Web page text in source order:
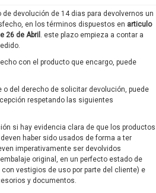
devolución de 14 dias para devolvernos un
en los términos dispuestos en articulo
26 de Abril . este plazo empieza a contar a
con el producto que encargo, puede
o del derecho de solicitar devolución, puede
respetando las siguientes
si hay evidencia clara de que los productos
haber sido usados de forma a ter
imperativamente ser devolvidos
original, en un perfecto estado de
vestigios de uso por parte del cliente) e
y documentos.